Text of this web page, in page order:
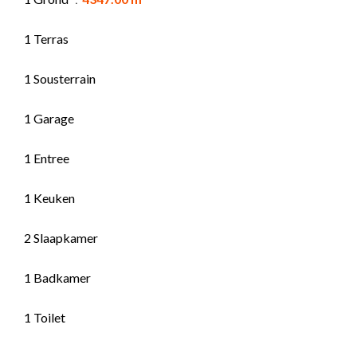
1 Terras
1 Sousterrain
1 Garage
1 Entree
1 Keuken
2 Slaapkamer
1 Badkamer
1 Toilet